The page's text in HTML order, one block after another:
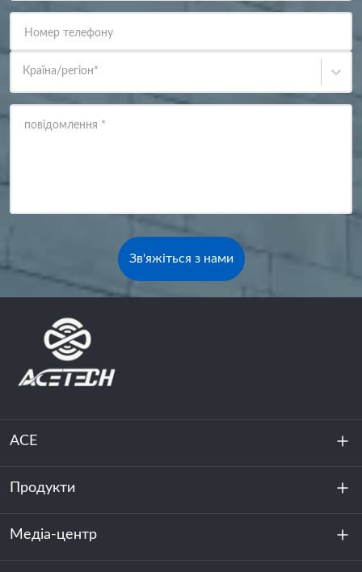
Номер телефону
Країна/регіон*
повідомлення *
Зв'яжіться з нами
ACE
Про нас
Стійкість
Продукти
Зберігання енергії
Медіа-центр